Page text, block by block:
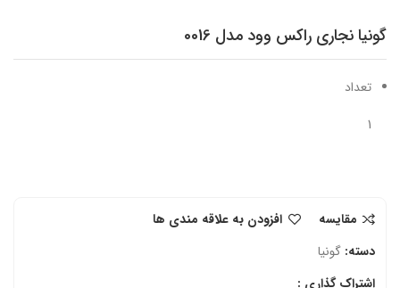
گونیا نجاری راکس وود مدل 0016
تعداد
1
مقایسه
افزودن به علاقه مندی ها
دسته: گونیا
اشتراک گذاری :